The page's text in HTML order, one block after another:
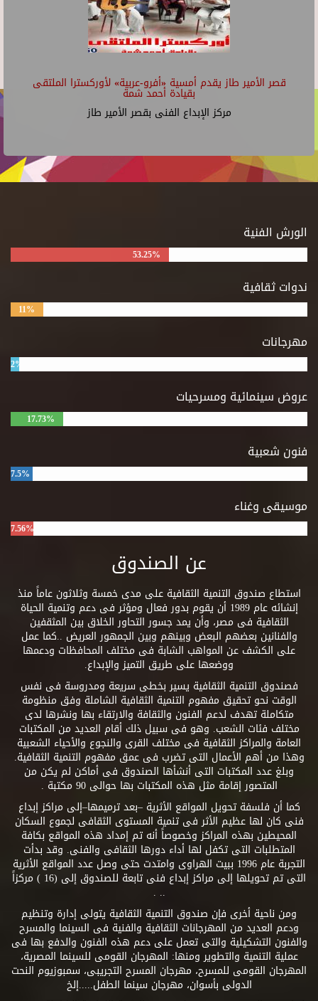
قصر الأمير طاز يقدم أمسية «أفرو-عربية» لأوركسترا الملتقى
بقيادة أحمد شمة
مركز الإبداع الفنى بقصر الأمير طاز
الورش الفنية
53.25%
ندوات ثقافية
11%
مهرجانات
2%
عروض سينمائية ومسرحيات
17.73%
فنون شعبية
7.5%
موسيقى وغناء
7.56%
عن الصندوق
استطاع صندوق التنمية الثقافية على مدى خمسة وثلاثون عاماً منذ
إنشائه عام 1989 أن يقوم بدور فعال ومؤثر فى دعم وتنمية الحياة
الثقافية فى مصر، وأن يمد جسور التحاور الخلاق بين المثقفين
والفنانين بعضهم البعض وبينهم وبين الجمهور العريض ..كما عمل
على الكشف عن المواهب الشابة فى مختلف المحافظات ودعمها
ووضعها على طريق التميز والإبداع.
فصندوق التنمية الثقافية يسير بخطى سريعة ومدروسة فى نفس
الوقت نحو تحقيق مفهوم التنمية الثقافية الشاملة وفق منظومة
متكاملة تهدف لدعم الفنون والثقافة والارتقاء بها ونشرها لدى
مختلف فئات الشعب. وهو فى سبيل ذلك أقام العديد من المكتبات
العامة والمراكز الثقافية فى مختلف القرى والنجوع والأحياء الشعبية
وهذا من أهم الأعمال التى تضرب فى عمق مفهوم التنمية الثقافية.
وبلغ عدد المكتبات التى أنشأها الصندوق فى أماكن لم يكن من
المتصور إقامة مثل هذه المكتبات بها حوالى 90 مكتبة .
كما أن فلسفة تحويل المواقع الأثرية –بعد ترميمها–إلى مراكز إبداع
فنى كان لها عظيم الأثر فى تنمية المستوى الثقافى لجموع السكان
المحيطين بهذه المراكز وخصوصاً أنه تم إمداد هذه المواقع بكافة
المتطلبات التى تكفل لها أداء دورها الثقافى والفنى. وقد بدأت
التجربة عام 1996 ببيت الهراوى وامتدت حتى وصل عدد المواقع الأثرية
التى تم تحويلها إلى مراكز إبداع فنى تابعة للصندوق إلى (16 ) مركزاً
.. .
ومن ناحية أخرى فإن صندوق التنمية الثقافية يتولى إدارة وتنظيم
ودعم العديد من المهرجانات الثقافية والفنية فى السينما والمسرح
والفنون التشكيلية والتى تعمل على دعم هذه الفنون والدفع بها فى
عملية التنمية والتطوير ومنها: المهرجان القومى للسينما المصرية،
المهرجان القومى للمسرح، مهرجان المسرح التجريبى، سمبوزيوم النحت
الدولى بأسوان، مهرجان سينما الطفل.....إلخ